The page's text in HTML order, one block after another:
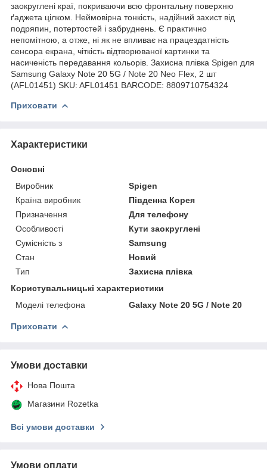
заокруглені краї, покриваючи всю фронтальну поверхню
ґаджета цілком. Неймовірна тонкість, надійний захист від
подряпин, потертостей і забруднень. Є практично
непомітною, а отже, ні як не впливає на працездатність
сенсора екрана, чіткість відтворюваної картинки та
насиченість передавання кольорів. Захисна плівка Spigen для
Samsung Galaxy Note 20 5G / Note 20 Neo Flex, 2 шт
(AFL01451) SKU: AFL01451 BARCODE: 8809710754324
Приховати
Характеристики
Основні
Виробник
Spigen
Країна виробник
Південна Корея
Призначення
Для телефону
Особливості
Кути заокруглені
Сумісність з
Samsung
Стан
Новий
Тип
Захисна плівка
Користувальницькі характеристики
Моделі телефона
Galaxy Note 20 5G / Note 20
Приховати
Умови доставки
Нова Пошта
Магазини Rozetka
Всі умови доставки
Умови оплати